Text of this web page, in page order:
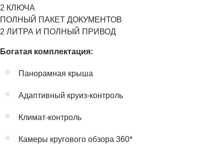
2 КЛЮЧА
ПОЛНЫЙ ПАКЕТ ДОКУМЕНТОВ
2 ЛИТРА И ПОЛНЫЙ ПРИВОД
Богатая комплектация:
Панорамная крыша
Адаптивный круиз-контроль
Климат-контроль
Камеры кругового обзора 360*